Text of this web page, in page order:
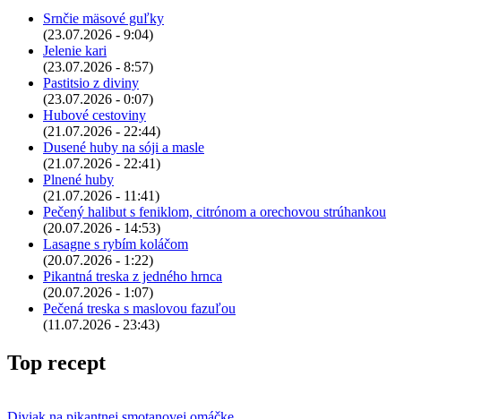
Srnčie mäsové guľky
(23.07.2026 - 9:04)
Jelenie kari
(23.07.2026 - 8:57)
Pastitsio z diviny
(23.07.2026 - 0:07)
Hubové cestoviny
(21.07.2026 - 22:44)
Dusené huby na sóji a masle
(21.07.2026 - 22:41)
Plnené huby
(21.07.2026 - 11:41)
Pečený halibut s feniklom, citrónom a orechovou strúhankou
(20.07.2026 - 14:53)
Lasagne s rybím koláčom
(20.07.2026 - 1:22)
Pikantná treska z jedného hrnca
(20.07.2026 - 1:07)
Pečená treska s maslovou fazuľou
(11.07.2026 - 23:43)
Top recept